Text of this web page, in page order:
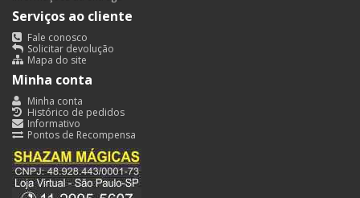
Serviços ao cliente
Fale conosco
Solicitar devolução
Mapa do site
Minha conta
Minha conta
Histórico de pedidos
Informativo
Pontos de Recompensa